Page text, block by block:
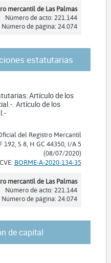
mercantil de Las Palmas
Número de acto: 221.144
Número de página: 24.074
estatutarias
Artículo de los
. Artículo de los
del Registro Mercantil
192, S 8, H GC 44350, I/A 5
(08/07/2020)
CVE: BORME-A-2020-134-35
mercantil de Las Palmas
Número de acto: 221.144
Número de página: 24.074
de capital